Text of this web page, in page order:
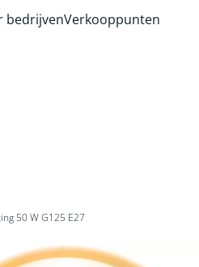
bedrijvenVerkooppunten
50 W G125 E27